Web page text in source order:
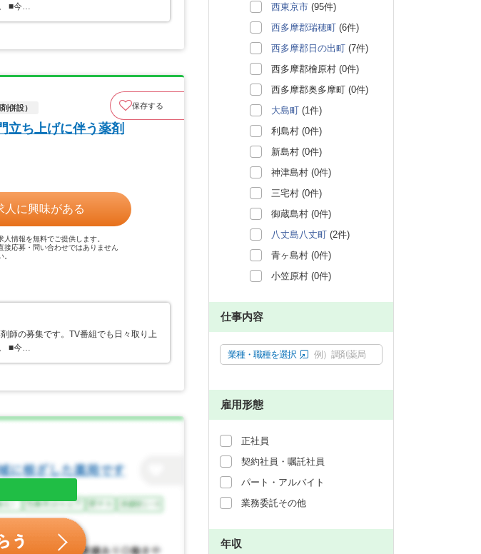
■今…
併設） 保存する
立ち上げに伴う薬剤
人に興味がある
人情報を無料でご提供します。
接応募・問い合わせではありません
師の募集です。TV番組でも日々取り上
■今…
西東京市 (95件)
西多摩郡瑞穂町 (6件)
西多摩郡日の出町 (7件)
西多摩郡檜原村 (0件)
西多摩郡奥多摩町 (0件)
大島町 (1件)
利島村 (0件)
新島村 (0件)
神津島村 (0件)
三宅村 (0件)
御蔵島村 (0件)
八丈島八丈町 (2件)
青ヶ島村 (0件)
小笠原村 (0件)
仕事内容
業種・職種を選択 例）調剤薬局
雇用形態
正社員
契約社員・嘱託社員
パート・アルバイト
業務委託その他
年収